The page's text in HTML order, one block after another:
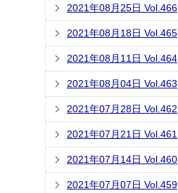
2021年08月25日 Vol.466
2021年08月18日 Vol.465
2021年08月11日 Vol.464
2021年08月04日 Vol.463
2021年07月28日 Vol.462
2021年07月21日 Vol.461
2021年07月14日 Vol.460
2021年07月07日 Vol.459